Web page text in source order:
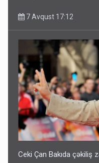
7 Avqust 17:12
Ceki Çan Bakıda çəkiliş